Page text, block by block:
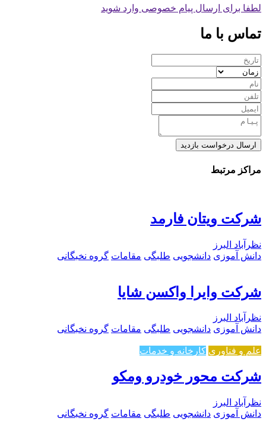
لطفا برای ارسال پیام خصوصی وارد شوید
تماس با ما
ارسال درخواست بازدید
مراکز مرتبط
شرکت ویتان فارمد
نظرآباد البرز
دانش آموزی دانشجویی طلبگی مقامات گروه نخبگانی
شرکت وایرا واکسن شایا
نظرآباد البرز
دانش آموزی دانشجویی طلبگی مقامات گروه نخبگانی
علم و فناوری کارخانه و خدمات
شرکت محور خودرو ومکو
نظرآباد البرز
دانش آموزی دانشجویی طلبگی مقامات گروه نخبگانی